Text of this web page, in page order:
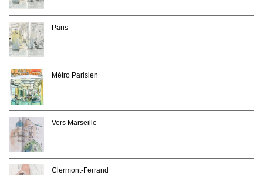
Paris
Métro Parisien
Vers Marseille
Clermont-Ferrand